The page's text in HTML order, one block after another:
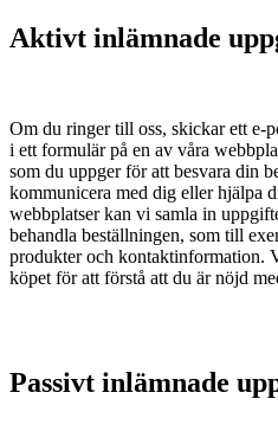
Aktivt inlämnade
Om du ringer till oss, skickar ett e-
i ett formulär på en av våra
som du uppger för att besvara din
kommunicera med dig eller hjälpa
webbplatser kan vi samla in
behandla beställningen, som till
produkter och kontaktinformation.
köpet för att förstå att du är nöjd
Passivt inlämnade